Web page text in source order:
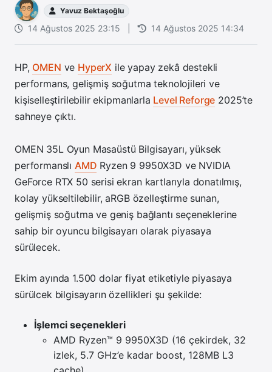
Yavuz Bektaşoğlu
14 Ağustos 2025 23:15 14 Ağustos 2025 14:34
HP, OMEN ve HyperX ile yapay zekâ destekli
performans, gelişmiş soğutma teknolojileri ve
kişiselleştirilebilir ekipmanlarla Level Reforge 2025’te
sahneye çıktı.
OMEN 35L Oyun Masaüstü Bilgisayarı, yüksek
performanslı AMD Ryzen 9 9950X3D ve NVIDIA
GeForce RTX 50 serisi ekran kartlarıyla donatılmış,
kolay yükseltilebilir, aRGB özelleştirme sunan,
gelişmiş soğutma ve geniş bağlantı seçeneklerine
sahip bir oyuncu bilgisayarı olarak piyasaya
sürülecek.
Ekim ayında 1.500 dolar fiyat etiketiyle piyasaya
sürülcek bilgisayarın özellikleri şu şekilde:
İşlemci seçenekleri
AMD Ryzen™ 9 9950X3D (16 çekirdek, 32
izlek, 5.7 GHz’e kadar boost, 128MB L3